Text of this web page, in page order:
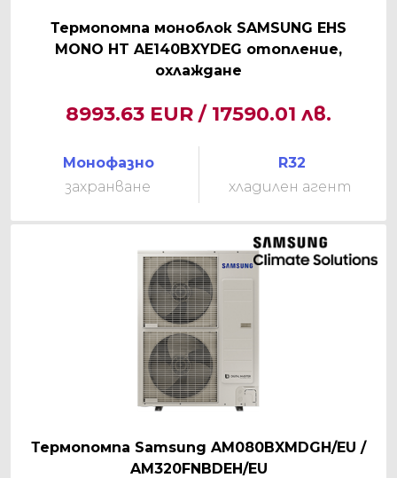
Термопомпа моноблок SAMSUNG EHS
MONO HT AE140BXYDEG отопление,
охлаждане
8993.63 EUR / 17590.01 лв.
Монофазно
захранване
R32
хладилен агент
Термопомпа Samsung AM080BXMDGH/EU /
AM320FNBDEH/EU